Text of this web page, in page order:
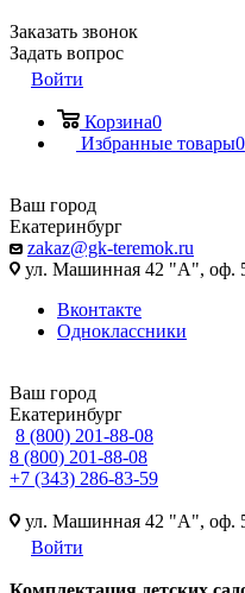
Заказать звонок
Задать вопрос
Войти
Корзина0
Избранные товары0
Ваш город
Екатеринбург
zakaz@gk-teremok.ru
ул. Машинная 42 "А", оф.
Вконтакте
Одноклассники
Ваш город
Екатеринбург
8 (800) 201-88-08
8 (800) 201-88-08
+7 (343) 286-83-59
ул. Машинная 42 "А", оф.
Войти